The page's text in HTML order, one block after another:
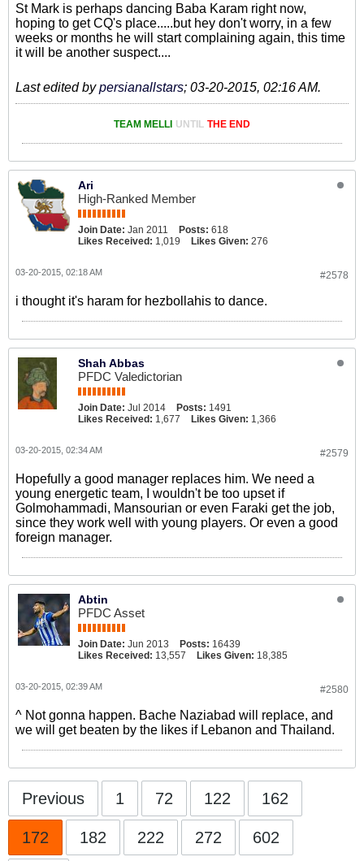
St Mark is perhaps dancing Baba Karam right now,
hoping to get CQ's place.....but hey don't worry, in a few
weeks or months he will start complaining again, this time
it will be another suspect....
Last edited bypersianallstars; 03-20-2015, 02:16 AM.
TEAM MELLI UNTIL THE END
Ari
High-Ranked Member
Join Date: Jan 2011 Posts: 618
Likes Received: 1,019 Likes Given: 276
#2578
03-20-2015, 02:18 AM
i thought it's haram for hezbollahis to dance.
Shah Abbas
PFDC Valedictorian
Join Date: Jul 2014 Posts: 1491
Likes Received: 1,677 Likes Given: 1,366
#2579
03-20-2015, 02:34 AM
Hopefully a good manager replaces him. We need a
young energetic team, I wouldn't be too upset if
Golmohammadi, Mansourian or even Faraki get the job,
since they work well with young players. Or even a good
foreign manager.
Abtin
PFDC Asset
Join Date: Jun 2013 Posts: 16439
Likes Received: 13,557 Likes Given: 18,385
#2580
03-20-2015, 02:39 AM
^ Not gonna happen. Bache Naziabad will replace, and
we will get beaten by the likes if Lebanon and Thailand.
Previous 1 72 122 162
172 182 222 272 602